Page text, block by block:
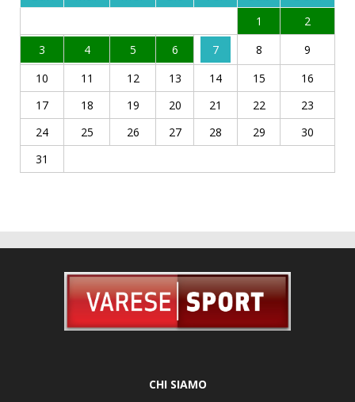
8
9
10
11 12 13 14 15
16
17
18 19 20 21 22
23
24
25 26 27 28 29
30
31
Via Caracciolo 29, 21100 Varese - Tel. 0332 226239 -